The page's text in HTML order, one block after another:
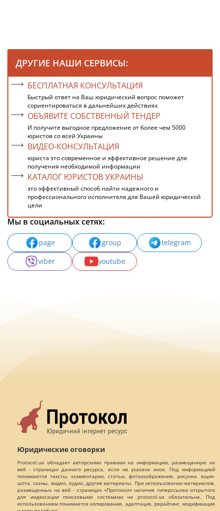
ДРУГИЕ НАШИ СЕРВИСЫ:
БЕСПЛАТНАЯ КОНСУЛЬТАЦИЯ
Быстрый ответ на Ваш юридический вопрос поможет
сориентироваться в дальнейших действиях
ОБЪЯВИТЕ СОБСТВЕННЫЙ ТЕНДЕР
И получите выгодное предложение от более чем 5000
юристов со всей Украины
ВИДЕО-КОНСУЛЬТАЦИЯ
юриста это современное и эффективное решение для
получения необходимой информации
КАТАЛОГ ЮРИСТОВ УКРАИНЫ
это эффективный способ найти надежного и
профессионального исполнителя для Вашей юридической
цели
Мы в социальных сетях:
page group
telegram
viber
youtube
Юридические оговорки
Protocol.ua обладает авторскими правами на информацию, размещенную на
веб - страницах данного ресурса, если не указано иное. Под информацией
понимаются тексты, комментарии, статьи, фотоизображения, рисунки, ящик-
шота, сканы, видео, аудио, другие материалы. При использовании материалов,
размещенных на веб - страницах «Протокол» наличие гиперссылки открытого
для индексации поисковыми системами на protocol.ua обязательна. Под
использованием понимается копирования, адаптация, рерайтинг, модификация